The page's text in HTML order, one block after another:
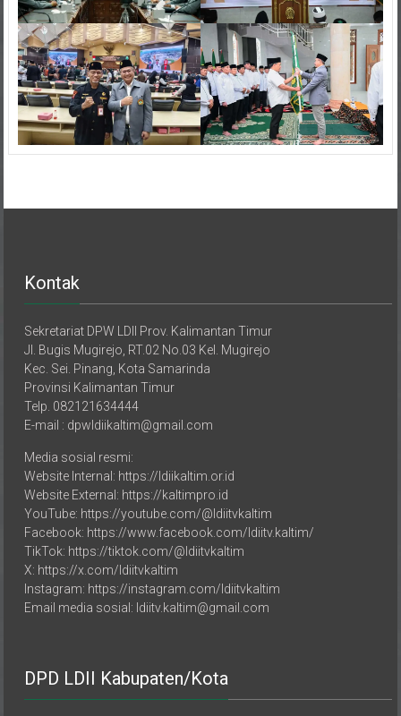
Kontak
Sekretariat DPW LDII Prov. Kalimantan Timur
Jl. Bugis Mugirejo, RT.02 No.03 Kel. Mugirejo
Kec. Sei. Pinang, Kota Samarinda
Provinsi Kalimantan Timur
Telp. 082121634444
E-mail : dpwldiikaltim@gmail.com
Media sosial resmi:
Website Internal: https://ldiikaltim.or.id
Website External: https://kaltimpro.id
YouTube: https://youtube.com/@ldiitvkaltim
Facebook: https://www.facebook.com/ldiitv.kaltim/
TikTok: https://tiktok.com/@ldiitvkaltim
X: https://x.com/ldiitvkaltim
Instagram: https://instagram.com/ldiitvkaltim
Email media sosial: ldiitv.kaltim@gmail.com
DPD LDII Kabupaten/Kota